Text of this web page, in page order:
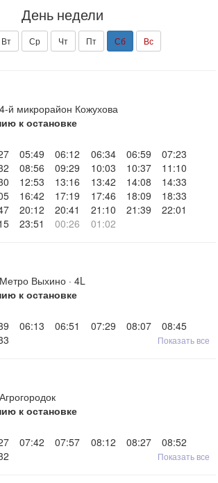
День недели
Вт Ср Чт Пт Сб Вс
й микрорайон Кожухова
к остановке
05:49 06:12 06:34 06:59
07:23
08:56 09:29 10:03 10:37
11:10
12:53 13:16 13:42 14:08
14:33
16:42 17:19 17:46 18:09
18:33
20:12 20:41 21:10 21:39
22:01
23:51 00:26 01:02
Выхино · 4L
к остановке
06:13 06:51 07:29 08:07
08:45
Показать все
к остановке
07:42 07:57 08:12 08:27
08:52
Показать все